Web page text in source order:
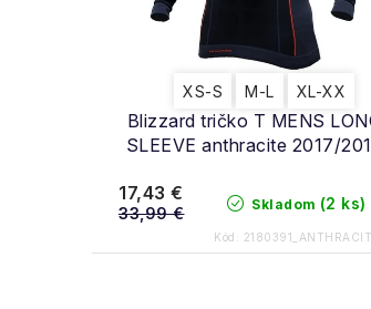
t
t
Blizzard tričko T MENS
SLEEVE anthracite 2017/
XS-S M-L XL-XX
Skladom (2 ks)
17,43 €
33,99 €
Kód: